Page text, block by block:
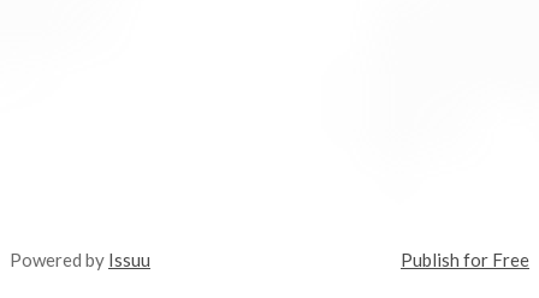
Powered by Issuu Publish for Free